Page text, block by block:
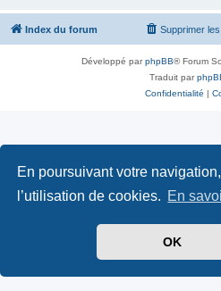
En poursuivant votre
l’utilisation de cookies. En
OK
Index du forum Supprimer
Développé parphpBB® Forum
Traduit par
Confidentialité |